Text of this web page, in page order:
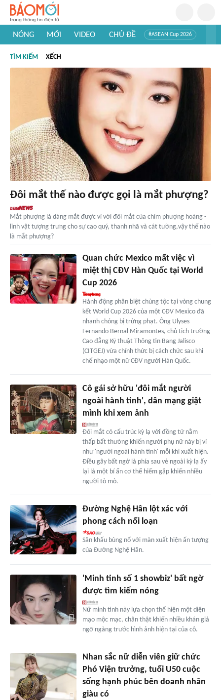
NÓNG MỚI VIDEO CHỦ ĐỀ #ASEAN Cup 2026
#Khám phá thế giới
TÌM KIẾM XẾCH
Đôi mắt thế nào được gọi là mắt phượng?
Mắt phượng là dáng mắt được ví với đôi mắt của chim phượng hoàng -
linh vật tượng trưng cho sự cao quý, thanh nhã và cát tường,vậy thế nào
là mắt phượng?
Quan chức Mexico mất việc vì
miệt thị CĐV Hàn Quốc tại World
Cup 2026
Hành động phân biệt chủng tộc tại vòng chung
kết World Cup 2026 của một CĐV Mexico đã
nhanh chóng bị trừng phạt. Ông Ulyses
Fernando Bernal Miramontes, chủ tịch trường
Cao đẳng Kỹ thuật Thông tin Bang Jalisco
(CITGEJ) vừa chính thức bị cách chức sau khi
chế nhạo một nữ CĐV người Hàn Quốc.
Cô gái sở hữu 'đôi mắt người
ngoài hành tinh', dân mạng giật
mình khi xem ảnh
Đôi mắt có cấu trúc kỳ lạ với đồng tử nằm
thấp bất thường khiến người phụ nữ này bị ví
như 'người ngoài hành tinh' mỗi khi xuất hiện.
Điều gây bất ngờ là phía sau vẻ ngoài kỳ lạ ấy
lại là một bí ẩn cơ thể hiếm gặp khiến nhiều
người tò mò.
Đường Nghệ Hân lột xác với
phong cách nổi loạn
Sân khấu bùng nổ với màn xuất hiện ấn tượng
của Đường Nghệ Hân.
'Minh tinh số 1 showbiz' bất ngờ
được tìm kiếm nóng
Nữ minh tinh này lựa chọn thể hiện một diện
mạo mộc mạc, chân thật khiến nhiều khán giả
ngỡ ngàng trước hình ảnh hiện tại của cô.
Nhan sắc nữ diễn viên giữ chức
Phó Viện trưởng, tuổi U50 cuộc
sống hạnh phúc bên doanh nhân
giàu có